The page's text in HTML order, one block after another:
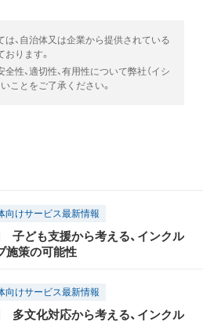
、自治体又は企業から提供されている
ります。
全性、適切性、有用性について弊社（イシ
ことをご了承ください。
向けサービス最新情報
子ども支援から考える、インクル
施策の可能性
向けサービス最新情報
多文化対応から考える、インクル